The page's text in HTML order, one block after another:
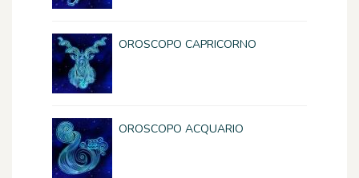
OROSCOPO CAPRICORNO
OROSCOPO ACQUARIO